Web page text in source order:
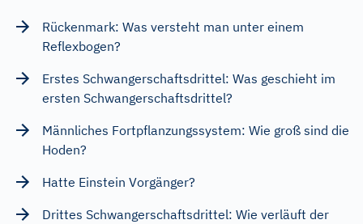
Rückenmark: Was versteht man unter einem
Reflexbogen?
Erstes Schwangerschaftsdrittel: Was geschieht im
ersten Schwangerschaftsdrittel?
Männliches Fortpflanzungssystem: Wie groß sind die
Hoden?
Hatte Einstein Vorgänger?
Drittes Schwangerschaftsdrittel: Wie verläuft der